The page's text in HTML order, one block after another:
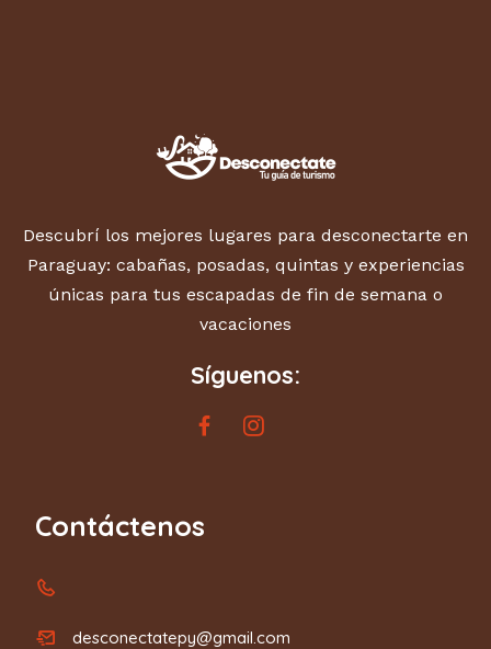
Descubrí los mejores lugares para desconectarte en
Paraguay: cabañas, posadas, quintas y experiencias
únicas para tus escapadas de fin de semana o
vacaciones
Síguenos:
Contáctenos
desconectatepy@gmail.com